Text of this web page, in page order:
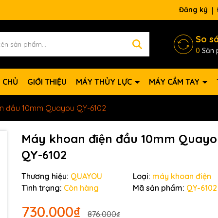
Đăng ký
So
0 Sản
GIỚI THIỆU MÁY THỦY LỰC MÁY CẦM TAY
đầu 10mm Quayou QY-6102
Máy khoan điện đầu 10mm
QY-6102
Thương hiệu: QUAYOU Loại: máy khoan điện
Tình trạng: Còn hàng Mã sản phẩm: QY-6102
730.000₫ 876.000₫
Mã giảm giá: